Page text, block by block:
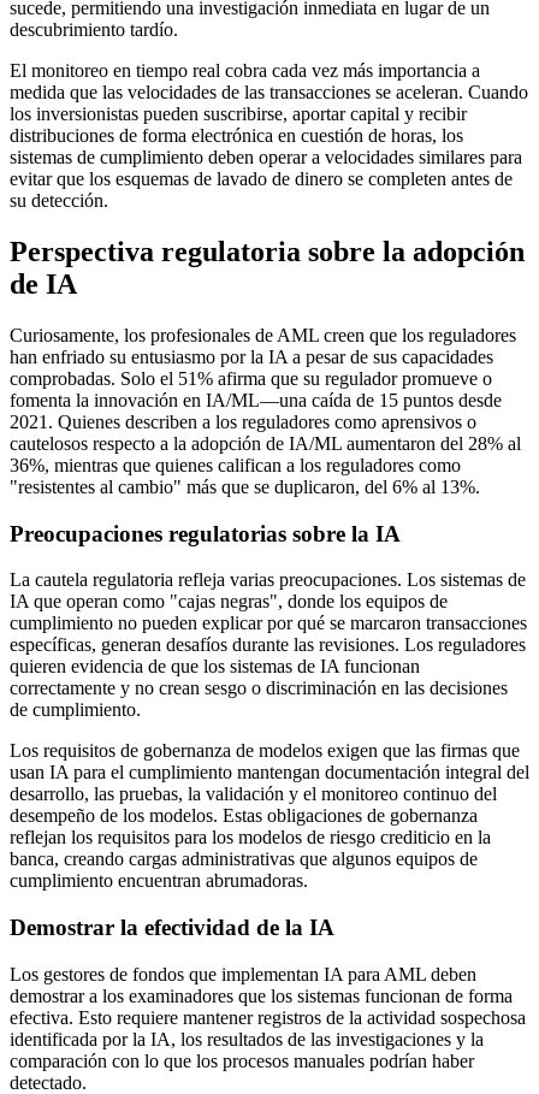
sucede, permitiendo una investigación inmediata en lugar de un
descubrimiento tardío.
El monitoreo en tiempo real cobra cada vez más importancia a
medida que las velocidades de las transacciones se aceleran. Cuando
los inversionistas pueden suscribirse, aportar capital y recibir
distribuciones de forma electrónica en cuestión de horas, los
sistemas de cumplimiento deben operar a velocidades similares para
evitar que los esquemas de lavado de dinero se completen antes de
su detección.
Perspectiva regulatoria sobre la adopción
de IA
Curiosamente, los profesionales de AML creen que los reguladores
han enfriado su entusiasmo por la IA a pesar de sus capacidades
comprobadas. Solo el 51% afirma que su regulador promueve o
fomenta la innovación en IA/ML—una caída de 15 puntos desde
2021. Quienes describen a los reguladores como aprensivos o
cautelosos respecto a la adopción de IA/ML aumentaron del 28% al
36%, mientras que quienes califican a los reguladores como
"resistentes al cambio" más que se duplicaron, del 6% al 13%.
Preocupaciones regulatorias sobre la IA
La cautela regulatoria refleja varias preocupaciones. Los sistemas de
IA que operan como "cajas negras", donde los equipos de
cumplimiento no pueden explicar por qué se marcaron transacciones
específicas, generan desafíos durante las revisiones. Los reguladores
quieren evidencia de que los sistemas de IA funcionan
correctamente y no crean sesgo o discriminación en las decisiones
de cumplimiento.
Los requisitos de gobernanza de modelos exigen que las firmas que
usan IA para el cumplimiento mantengan documentación integral del
desarrollo, las pruebas, la validación y el monitoreo continuo del
desempeño de los modelos. Estas obligaciones de gobernanza
reflejan los requisitos para los modelos de riesgo crediticio en la
banca, creando cargas administrativas que algunos equipos de
cumplimiento encuentran abrumadoras.
Demostrar la efectividad de la IA
Los gestores de fondos que implementan IA para AML deben
demostrar a los examinadores que los sistemas funcionan de forma
efectiva. Esto requiere mantener registros de la actividad sospechosa
identificada por la IA, los resultados de las investigaciones y la
comparación con lo que los procesos manuales podrían haber
detectado.